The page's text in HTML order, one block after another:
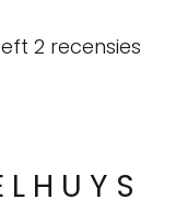
2 recensies
H U Y S